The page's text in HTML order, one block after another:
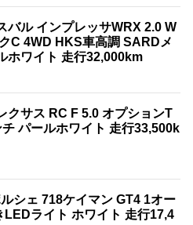
バル インプレッサWRX 2.0 W
C 4WD HKS車高調 SARDメ
ホワイト 走行32,000km
クサス RC F 5.0 オプションT
パールホワイト 走行33,500k
シェ 718ケイマン GT4 1オー
ライト ホワイト 走行17,4